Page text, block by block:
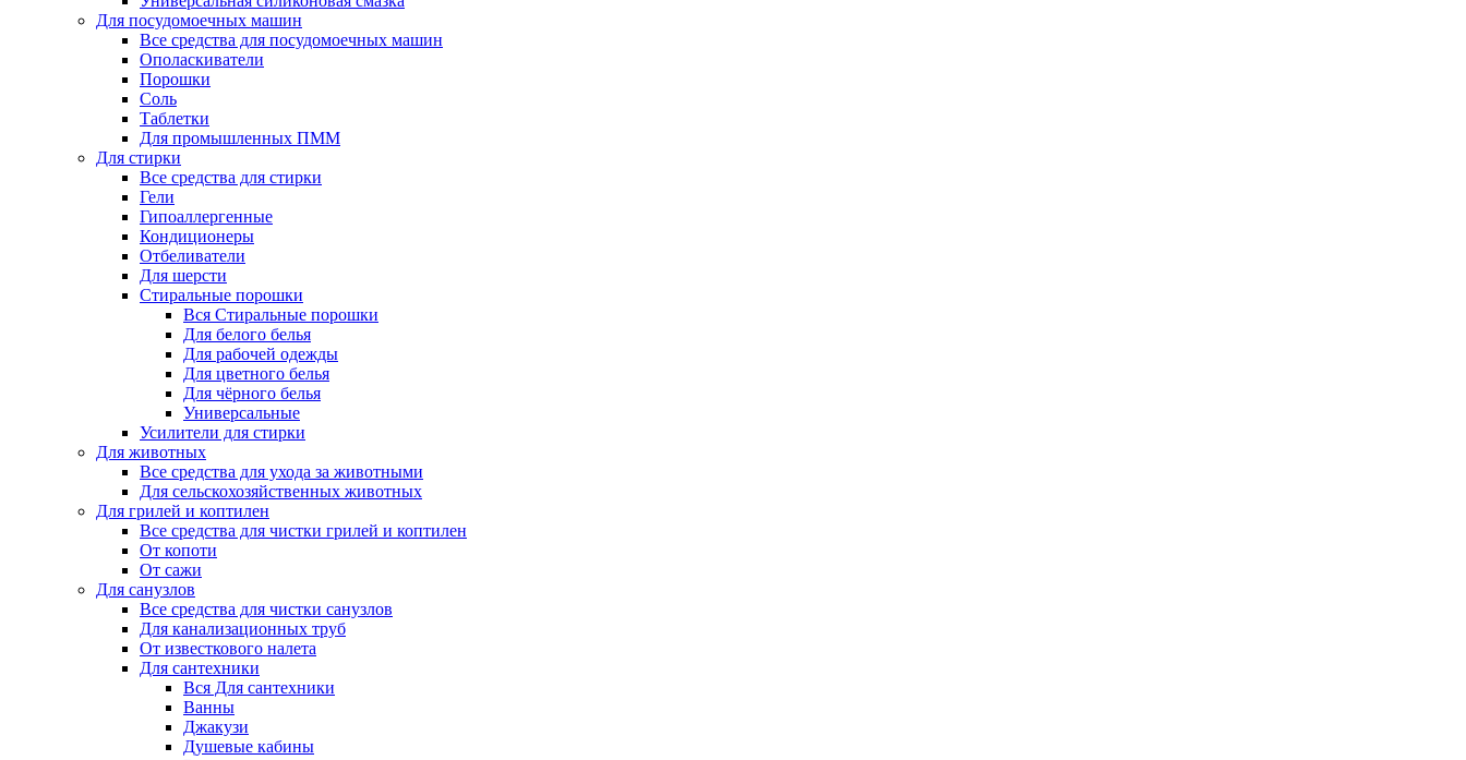
Для посудомоечных машин
Все средства для посудомоечных машин
Ополаскиватели
Порошки
Соль
Таблетки
Для промышленных ПММ
Для стирки
Все средства для стирки
Гели
Гипоаллергенные
Кондиционеры
Отбеливатели
Для шерсти
Стиральные порошки
Вся Стиральные порошки
Для белого белья
Для рабочей одежды
Для цветного белья
Для чёрного белья
Универсальные
Усилители для стирки
Для животных
Все средства для ухода за животными
Для сельскохозяйственных животных
Для грилей и коптилен
Все средства для чистки грилей и коптилен
От копоти
От сажи
Для санузлов
Все средства для чистки санузлов
Для канализационных труб
От известкового налета
Для сантехники
Вся Для сантехники
Ванны
Джакузи
Душевые кабины